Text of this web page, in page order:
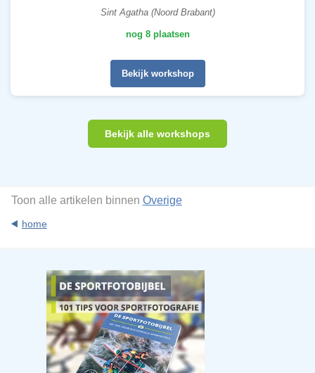
Sint Agatha (Noord Brabant)
nog 8 plaatsen
Bekijk workshop
Bekijk alle workshops
Toon alle artikelen binnen Overige
home